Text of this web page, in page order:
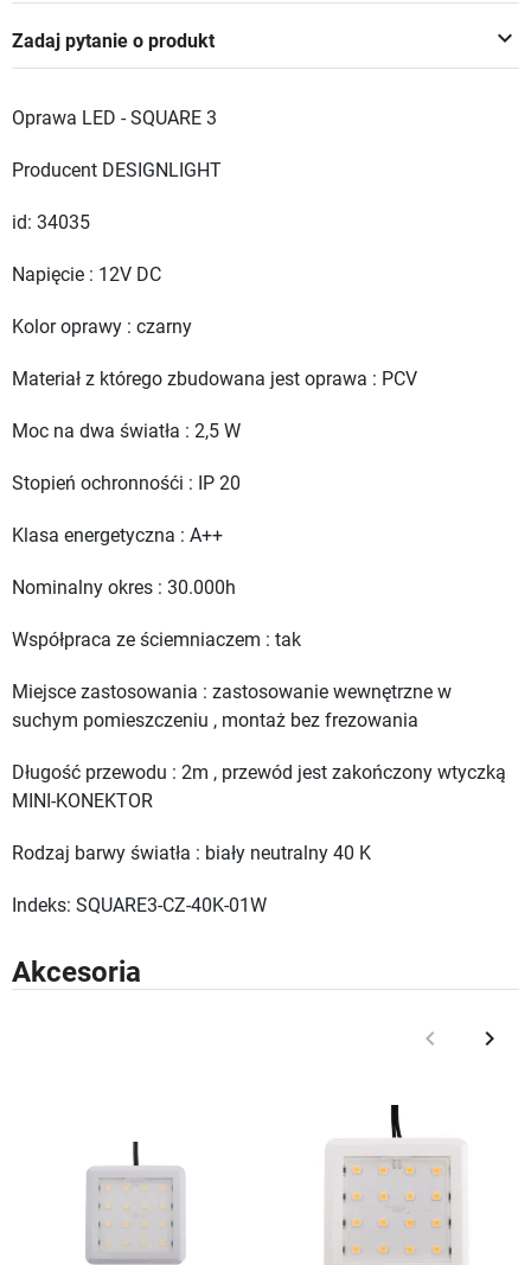
keyboard_arrow_down
Zadaj pytanie o produkt
Oprawa LED - SQUARE 3
Producent DESIGNLIGHT
id: 34035
Napięcie : 12V DC
Kolor oprawy : czarny
Materiał z którego zbudowana jest oprawa : PCV
Moc na dwa światła : 2,5 W
Stopień ochronnośći : IP 20
Klasa energetyczna : A++
Nominalny okres : 30.000h
Współpraca ze ściemniaczem : tak
Miejsce zastosowania : zastosowanie wewnętrzne w
suchym pomieszczeniu , montaż bez frezowania
Długość przewodu : 2m , przewód jest zakończony wtyczką
MINI-KONEKTOR
Rodzaj barwy światła : biały neutralny 40 K
Indeks: SQUARE3-CZ-40K-01W
Akcesoria
Poprzedni
keyboard_arrow_left keyboard_arrow_right